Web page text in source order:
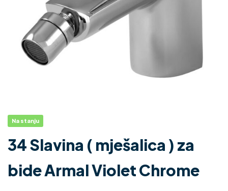
Na stanju
34 Slavina ( mješalica ) za
bide Armal Violet Chrome